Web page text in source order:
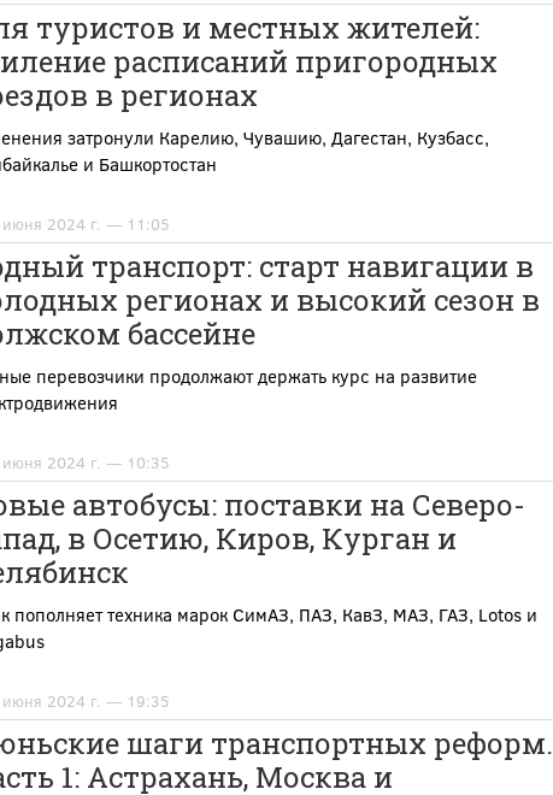
туристов и местных жителей:
расписаний пригородных
в регионах
затронули Карелию, Чувашию, Дагестан, Кузбасс,
и Башкортостан
июня 2024 г. — 11:05
транспорт: старт навигации в
регионах и высокий сезон в
бассейне
перевозчики продолжают держать курс на развитие
июня 2024 г. — 10:35
автобусы: поставки на Северо-
в Осетию, Киров, Курган и
пополняет техника марок СимАЗ, ПАЗ, КавЗ, МАЗ, ГАЗ, Lotos и
2024 г. — 19:35
шаги транспортных реформ.
1: Астрахань, Москва и